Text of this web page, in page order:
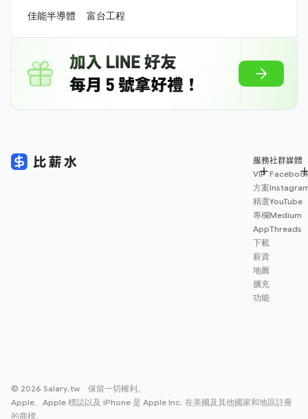
佳能半導體
富台工程
服務
VIP
方案
精選
專欄
App
下載
薪資
地圖
擴充
功能
社群媒體
YouTube
Medium
Threads
© 2026 Salary.tw 保留一切權利。
Apple、Apple 標誌以及 iPhone 是 Apple Inc. 在美國及其他國家和地區註冊
的商標。